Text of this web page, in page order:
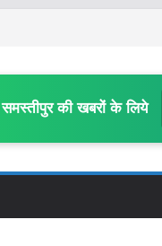
समस्तीपुर की खबरों के लिये